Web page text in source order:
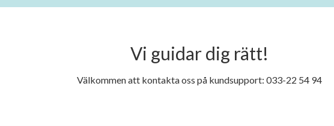
Vi guidar dig rätt!
Välkommen att kontakta oss på kundsupport: 033-22 54 94